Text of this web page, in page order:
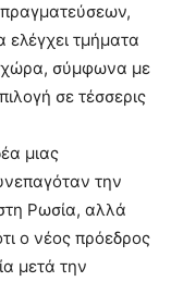
τμήματα
χώρα, σύμφωνα με
σε τέσσερις
μιας
την
Ρωσία, αλλά
ο νέος πρόεδρος
μετά την